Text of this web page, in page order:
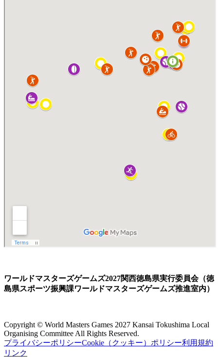
ワールドマスターズゲームズ2027関西徳島県実行委員会（徳
島県スポーツ振興課ワールドマスターズゲームズ推進室内）
Copyright © World Masters Games 2027 Kansai Tokushima Local
Organising Committee All Rights Reserved.
プライバシーポリシーCookie（クッキー）ポリシー利用規約
リンク